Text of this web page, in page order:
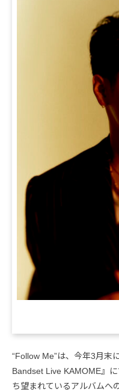
“Follow Me”は、今年3月末
Bandset Live KAMOME』
ち望まれているアルバムへ